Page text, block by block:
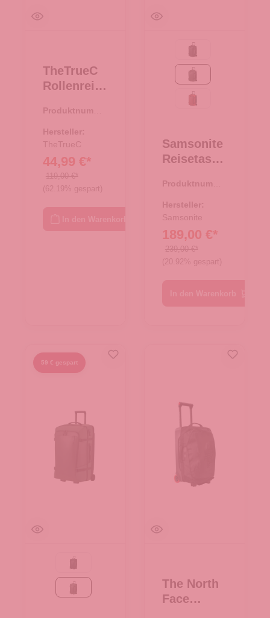
TheTrueC
Rollenreise
59cm -
schwarz
Produktnumme
Hersteller:
TheTrueC
44,99 €*
119,00 €*
(62.19% gespart)
Black
Moss
rust
Samsonite
Reisetasch
Rollen
55/20
Rucksack
Armox
Moss
Produktnumme
Hersteller:
Samsonite
189,00 €*
239,00 €*
(20.92% gespart)
59 € gespart
Black
Moss
The North
Face